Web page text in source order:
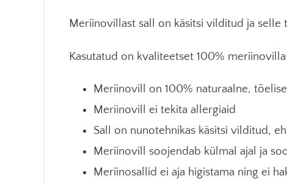
Meriinovillast sall on käsitsi vilditud ja
Kasutatud on kvaliteetset 100%
Meriinovill on 100% naturaalne,
Meriinovill ei tekita allergiaid
Sall on nunotehnikas käsitsi vilditud,
Meriinovill soojendab külmal ajal ja
Meriinosallid ei aja higistama ning ei